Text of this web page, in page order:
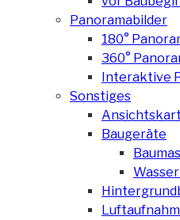
Panoramabilder
180°
360°
Interaktive
Sonstiges
Baugeräte